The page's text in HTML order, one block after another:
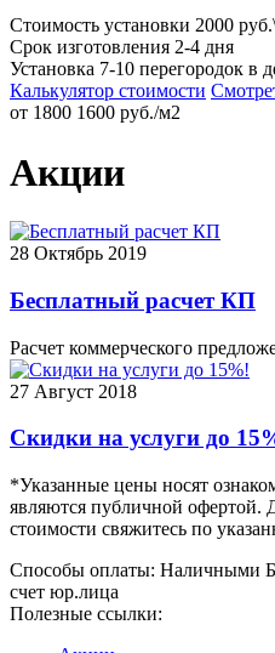
Стоимость установки 2000
Срок изготовления 2-4 дня
Установка 7-10 перегородок в
Калькулятор стоимости
от 1800 1600 руб./м2
Акции
28 Октябрь 2019
Бесплатный расчет КП
Расчет коммерческого
27 Август 2018
Скидки на услуги до
*Указанные цены носят
являются публичной офертой.
стоимости свяжитесь по
Способы оплаты: Наличными
счет юр.лица
Полезные ссылки: